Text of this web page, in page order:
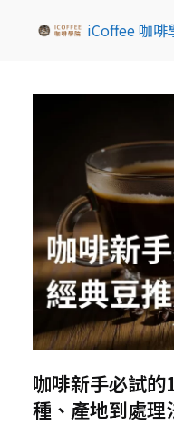
iCoffee 咖啡
咖啡新手必試
種、產地到處理